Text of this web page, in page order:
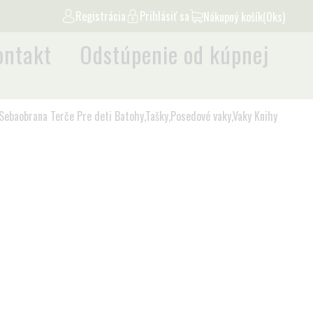
Registrácia Prihlásiť sa Nákupný košík(0ks)
Odstúpenie od kúpnej
Terče Pre deti Batohy,Tašky,Posedové vaky,Vaky Knihy